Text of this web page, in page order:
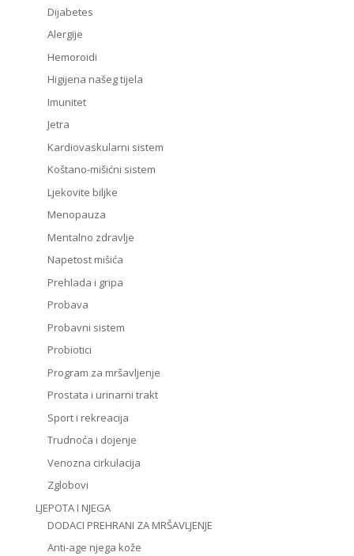
Dijabetes
Alergije
Hemoroidi
Higijena našeg tijela
Imunitet
Jetra
Kardiovaskularni sistem
Koštano-mišićni sistem
Ljekovite biljke
Menopauza
Mentalno zdravlje
Napetost mišića
Prehlada i gripa
Probava
Probavni sistem
Probiotici
Program za mršavljenje
Prostata i urinarni trakt
Sport i rekreacija
Trudnoća i dojenje
Venozna cirkulacija
Zglobovi
LJEPOTA I NJEGA
DODACI PREHRANI ZA MRŠAVLJENJE
Anti-age njega kože